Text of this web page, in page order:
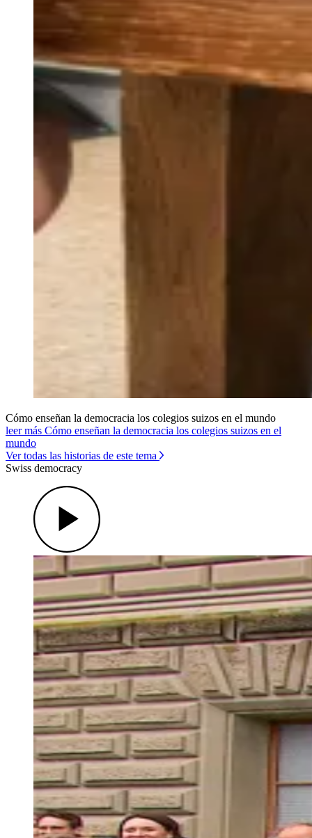
Cómo enseñan la democracia los colegios suizos en el mundo
leer más Cómo enseñan la democracia los colegios suizos en el
mundo
Ver todas las historias de este tema
Swiss democracy